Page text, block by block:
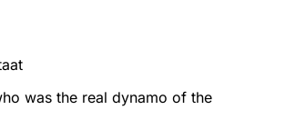
was the real dynamo of the